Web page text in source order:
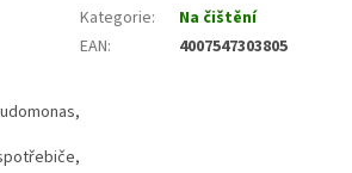
Kategorie:
Na čištění
EAN: 4007547303805